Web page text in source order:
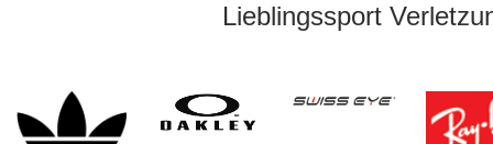
Lieblingssport